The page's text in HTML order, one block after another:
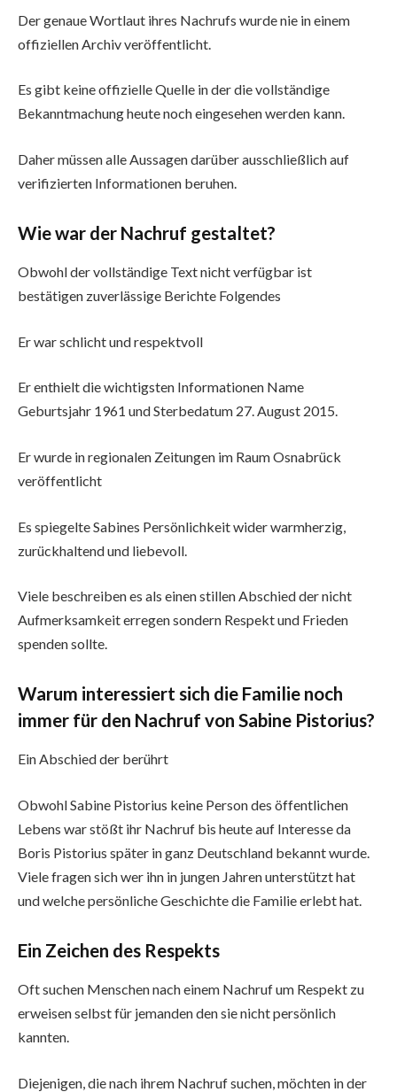
Der genaue Wortlaut ihres Nachrufs wurde nie in einem
offiziellen Archiv veröffentlicht.
Es gibt keine offizielle Quelle in der die vollständige
Bekanntmachung heute noch eingesehen werden kann.
Daher müssen alle Aussagen darüber ausschließlich auf
verifizierten Informationen beruhen.
Wie war der Nachruf gestaltet?
Obwohl der vollständige Text nicht verfügbar ist
bestätigen zuverlässige Berichte Folgendes
Er war schlicht und respektvoll
Er enthielt die wichtigsten Informationen Name
Geburtsjahr 1961 und Sterbedatum 27. August 2015.
Er wurde in regionalen Zeitungen im Raum Osnabrück
veröffentlicht
Es spiegelte Sabines Persönlichkeit wider warmherzig,
zurückhaltend und liebevoll.
Viele beschreiben es als einen stillen Abschied der nicht
Aufmerksamkeit erregen sondern Respekt und Frieden
spenden sollte.
Warum interessiert sich die Familie noch
immer für den Nachruf von Sabine Pistorius?
Ein Abschied der berührt
Obwohl Sabine Pistorius keine Person des öffentlichen
Lebens war stößt ihr Nachruf bis heute auf Interesse da
Boris Pistorius später in ganz Deutschland bekannt wurde.
Viele fragen sich wer ihn in jungen Jahren unterstützt hat
und welche persönliche Geschichte die Familie erlebt hat.
Ein Zeichen des Respekts
Oft suchen Menschen nach einem Nachruf um Respekt zu
erweisen selbst für jemanden den sie nicht persönlich
kannten.
Diejenigen, die nach ihrem Nachruf suchen, möchten in der